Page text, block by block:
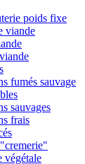
poids fixe
viande
fumés sauvage
sauvages
frais
végétale